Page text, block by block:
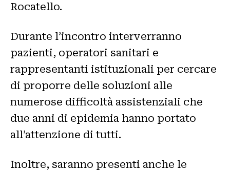
Rocatello.
Durante l’incontro interverranno
pazienti, operatori sanitari e
rappresentanti istituzionali per cercare
di proporre delle soluzioni alle
numerose difficoltà assistenziali che
due anni di epidemia hanno portato
all’attenzione di tutti.
Inoltre, saranno presenti anche le